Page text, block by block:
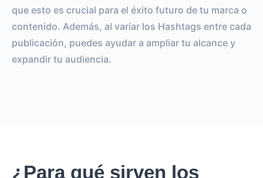
que esto es crucial para el éxito futuro de tu marca o
contenido. Además, al variar los Hashtags entre cada
publicación, puedes ayudar a ampliar tu alcance y
expandir tu audiencia.
¿Para qué sirven los